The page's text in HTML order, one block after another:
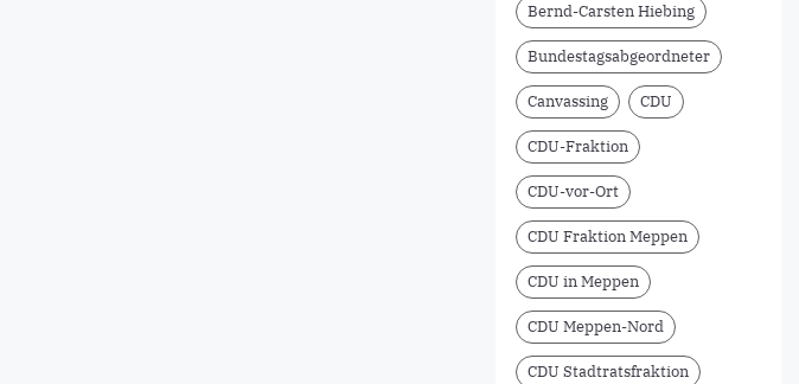
Bernd-Carsten Hiebing
Bundestagsabgeordneter
Canvassing CDU
CDU-Fraktion
CDU-vor-Ort
CDU Fraktion Meppen
CDU in Meppen
CDU Meppen-Nord
CDU Stadtratsfraktion